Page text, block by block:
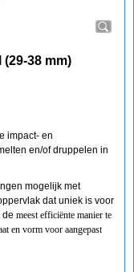
38 mm)
impact- en
en/of druppelen in
mogelijk met
dat uniek is voor
de meest efficiënte manier te
en vorm voor aangepast